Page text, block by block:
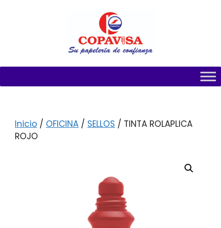
Inicio / OFICINA / SELLOS / TINTA ROLAPLICA
ROJO